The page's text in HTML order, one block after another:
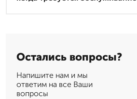
Остались вопросы?
Напишите нам и мы
ответим на все Ваши
вопросы